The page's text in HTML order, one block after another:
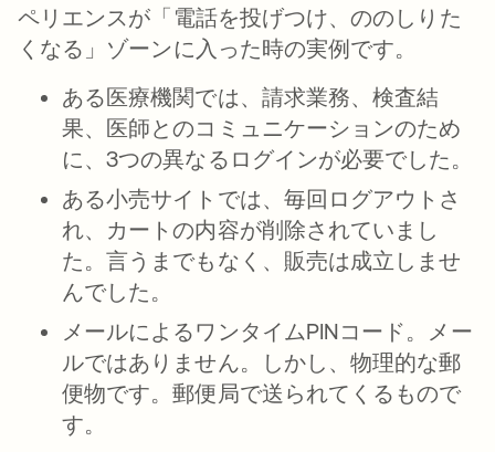
ペリエンスが「電話を投げつけ、ののしりた
くなる」ゾーンに入った時の実例です。
ある医療機関では、請求業務、検査結
果、医師とのコミュニケーションのため
に、3つの異なるログインが必要でした。
ある小売サイトでは、毎回ログアウトさ
れ、カートの内容が削除されていまし
た。言うまでもなく、販売は成立しませ
んでした。
メールによるワンタイムPINコード。メー
ルではありません。しかし、物理的な郵
便物です。郵便局で送られてくるもので
す。